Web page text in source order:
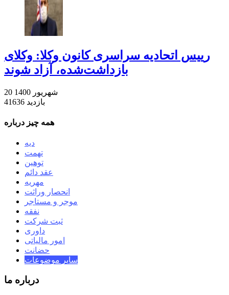
رییس اتحادیه سراسری کانون وکلا: وکلای
بازداشت‌شده، آزاد شوند
20 شهریور 1400
41636 بازدید
همه چیز درباره
دیه
تهمت
توهین
عقد دائم
مهریه
انحصار وراثت
موجر و مستاجر
نفقه
ثبت شرکت
داوری
امور مالیاتی
حضانت
سایر موضوعات
درباره ما